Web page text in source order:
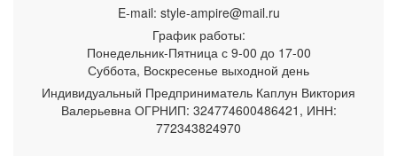
E-mail: style-ampire@mail.ru
График работы:
Понедельник-Пятницас 9-00 до 17-00
Суббота, Воскресенье выходной день
Индивидуальный Предприниматель Каплун Виктория
Валерьевна ОГРНИП: 324774600486421, ИНН:
772343824970